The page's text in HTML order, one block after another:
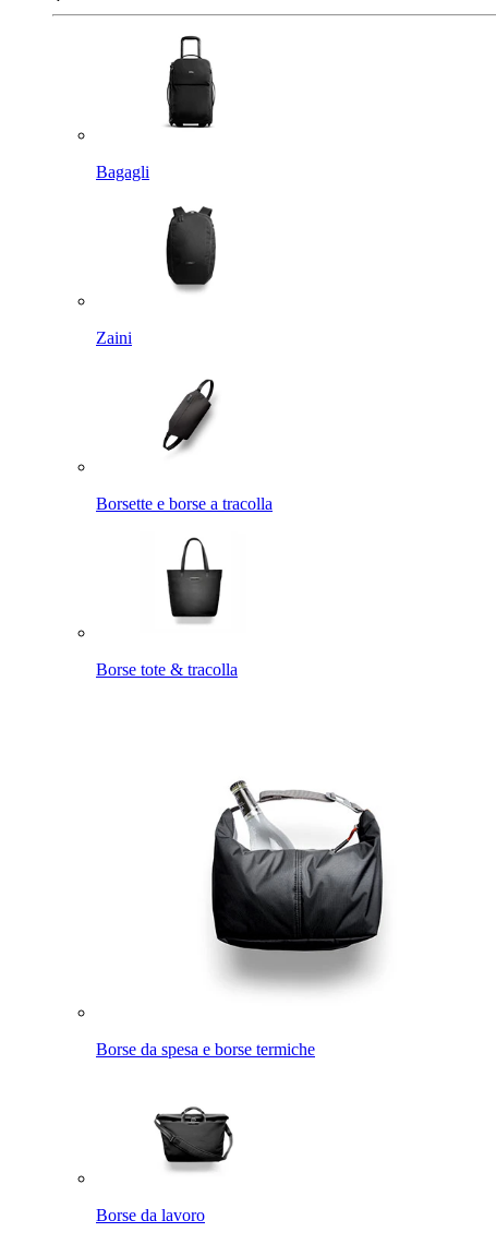
Bagagli
Zaini
Borsette e borse a tracolla
Borse tote & tracolla
Borse da spesa e borse termiche
Borse da lavoro